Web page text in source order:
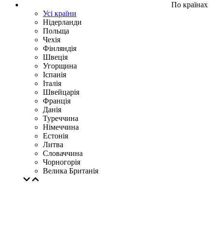
По країнах
Усі країни
Нідерланди
Польща
Чехія
Фінляндія
Швеція
Угорщина
Іспанія
Італія
Швейцарія
Франція
Данія
Туреччина
Німеччина
Естонія
Литва
Словаччина
Чорногорія
Велика Британія